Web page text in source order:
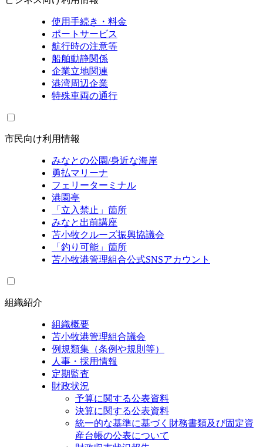
使用手続き・料金
ポートサービス
航行時の注意等
船舶動静関係
企業立地関連
港湾周辺企業
特殊車両の通行
市民向け利用情報
みなとの公園/身近な海岸
勇払マリーナ
フェリーターミナル
港園亭
「立入禁止」箇所
みなと出前講座
苫小牧クルーズ振興協議会
「釣り可能」箇所
苫小牧港管理組合公式SNSアカウント
組織紹介
組織概要
苫小牧港管理組合議会
例規類集（条例や規則等）
人事・採用情報
定期監査
財政状況
予算に関する公表資料
決算に関する公表資料
統一的な基準に基づく財務書類及び固定資
産台帳の公表について